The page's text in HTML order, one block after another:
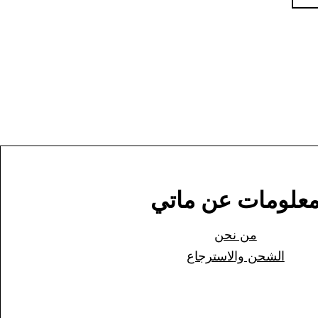
عن ماتي
من نحن
الشحن والاسترجاع